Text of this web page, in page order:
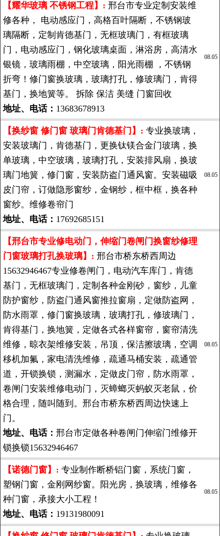
【耀华玻璃 不锈钢工程】: 邢台市专业定制安装维
修各种， 电动感应门，高格百叶隔断，不锈钢玻
璃隔断，定制肯德基门，无框玻璃门，有框玻璃
门，电动感应门，钢化玻璃桌面，淋浴房，高清水
银镜，玻璃雨棚，中空玻璃，阳光雨棚 ，不锈钢
折弯！修门窗换玻璃，玻璃打孔，修玻璃门，肯得
基门，换地簧等。 拆除 保洁 美缝 门窗回收
地址、电话： 13683678913
08.05
【换纱窗 修门窗 玻璃门肯德基门】: 专业换玻璃，
安装玻璃门，肯德基门，更换钛镁合金门玻璃，换
单玻璃，中空玻璃，玻璃打孔，安装排风扇，换玻
璃门地簧，修门窗，安装防盗门通风窗。安装磁吸
皮门帘，订做隐形窗纱，金钢纱，框中框，换各种
窗纱。维修卷帘门
地址、电话： 17692685151
08.05
【邢台市专业修电动门，伸缩门卷闸门换窗纱修理
门窗玻璃打孔换玻璃】: 邢台市桥东桥西周边
15632946467专业修卷闸门，电动汽车库门，肯德
基门，无框玻璃门，定制各种金刚砂，窗纱，儿童
防护窗纱，防盗门通风窗推拉窗扇，定做防盗网，
防水雨罩，修门窗换玻璃，玻璃打孔，修玻璃门，
肯得基门，换地簧，定做各式各样窗帘，窗帘清洗
维修，晾衣架维修安装，吊顶，保洁擦玻璃，空调
移机加氟，家电清洗维修，疏通马桶安装，疏通管
道，开锁换锁，测漏水，定做皮门帘，防水雨罩，
卷闸门安装维修电动门，灭蟑螂灭蚂蚁灭老鼠，价
格合理，随叫随到。邢台市桥东桥西周边快速上
门。
地址、电话： 邢台市定做各种卷闸门伸缩门维修开
锁换锁15632946467
08.05
【诺德门窗】: 专业制作断桥铝门窗，系统门窗，
塑钢门窗，金刚网纱窗。阳光房，换玻璃，维修各
种门窗，承接大小工程！
地址、电话： 19131980091
08.05